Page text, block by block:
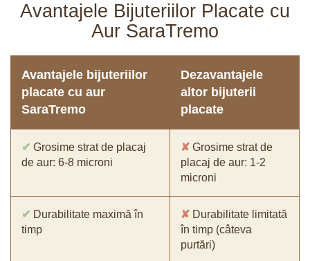
Avantajele Bijuteriilor Placate cu
Aur SaraTremo
Avantajele bijuteriilor
placate cu aur
SaraTremo
Dezavantajele
altor bijuterii
placate
✔ Grosime strat de placaj
de aur: 6-8 microni
✘ Grosime strat de
placaj de aur: 1-2
microni
✔ Durabilitate maximă în
timp
✘ Durabilitate limitată
în timp (câteva
purtări)